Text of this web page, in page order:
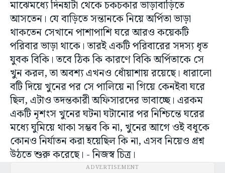
মাঝেমধ্যে দিনহাটা থেকে চকচকার ভাড়াবাড়িতে
আসতেন। যে বাড়িতে সন্তানকে নিয়ে অর্পিতা ভাড়া
থাকতেন সেখানে পাশাপাশি ঘরে আরও কয়েকটি
পরিবার ভাড়া থাকে। তারই একটি পরিবারের সদস্য ধৃত
যুবক বিকি। তবে ঠিক কি কারণে বিকি অর্পিতাকে সে
খুন করল, তা অবশ্য এখনও ধোঁয়াশায় রয়েছে। ধারালো
বটি দিয়ে খুনের পর সে পালিয়ে না গিয়ে কেনইবা ঘরে
ছিল, এটাও তদন্তকারী অফিসারদের ভাবাচ্ছে। এরকম
একটি নৃশংস খুনের ঘটনা ঘটানোর পর নিশ্চিন্তে ঘরের
মধ্যে ঘুমিয়ে থাকা সম্ভব কি না, খুনের আগে ওই বধূকে
কোনও নির্যাতন করা হয়েছিল কি না, এসব নিয়েও প্রশ্ন
উঠতে শুরু করেছে। - নিজস্ব চিত্র।
ADVERTISEMENT